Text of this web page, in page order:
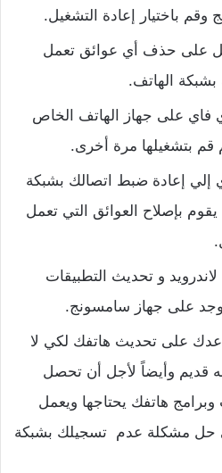
باختيار إعادة التشغيل.
على حذف أي عوائق تعمل
الهاتف.
فاي على جهاز الهاتف الخاص
إلي إعادة ضبط اتصالك بشبكة
بإصلاح العوائق التي تعمل
و تحديث التطبيقات
توجد على جهاز سامسونج.
على تحديث هاتفك لكي لا
قديم وأيضاً لأجل أن تحصل
هاتفك يحتاجها ويعمل
حل مشكلة عدم تسجيلك بشبكة